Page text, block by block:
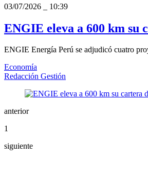
03/07/2026
10:39
ENGIE eleva a 600 km su
ENGIE Energía Perú se adjudicó cuatro
Economía
Redacción Gestión
anterior
1
siguiente